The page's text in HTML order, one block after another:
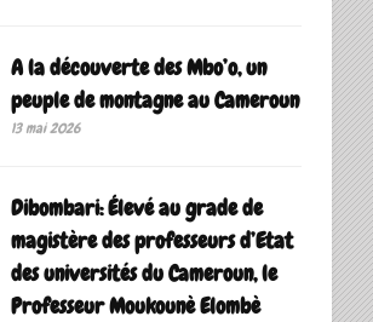
A la découverte des Mbo’o, un
peuple de montagne au Cameroun
13 mai 2026
Dibombari: Élevé au grade de
magistère des professeurs d’Etat
des universités du Cameroun, le
Professeur Moukounè Elombè